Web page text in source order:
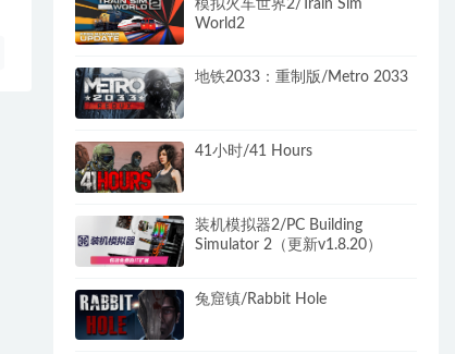
模拟火车世界2/Train Sim
World2
地铁2033：重制版/Metro 2033
41小时/41 Hours
装机模拟器2/PC Building
Simulator 2（更新v1.8.20）
兔窟镇/Rabbit Hole